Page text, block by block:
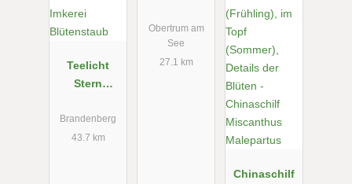
Teelicht
Stern
s von Bio-
Imkerei
Brandenberg
43.7 km
Obertrum am
See
27.1 km
Chinaschilf